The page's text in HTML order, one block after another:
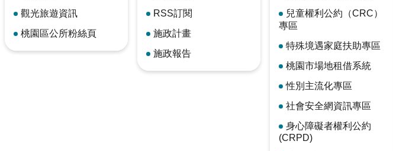
觀光旅遊資訊
桃園區公所粉絲頁
RSS訂閱
施政計畫
施政報告
兒童權利公約（CRC）
專區
特殊境遇家庭扶助專區
桃園市場地租借系統
性別主流化專區
社會安全網資訊專區
身心障礙者權利公約
(CRPD)